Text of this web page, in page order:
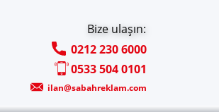
Bize ulaşın:
0212 230 6000
0533 504 0101
ilan@sabahreklam.com